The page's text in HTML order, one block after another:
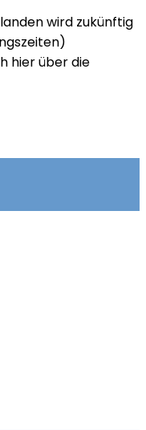
wird zukünftig
hier über die